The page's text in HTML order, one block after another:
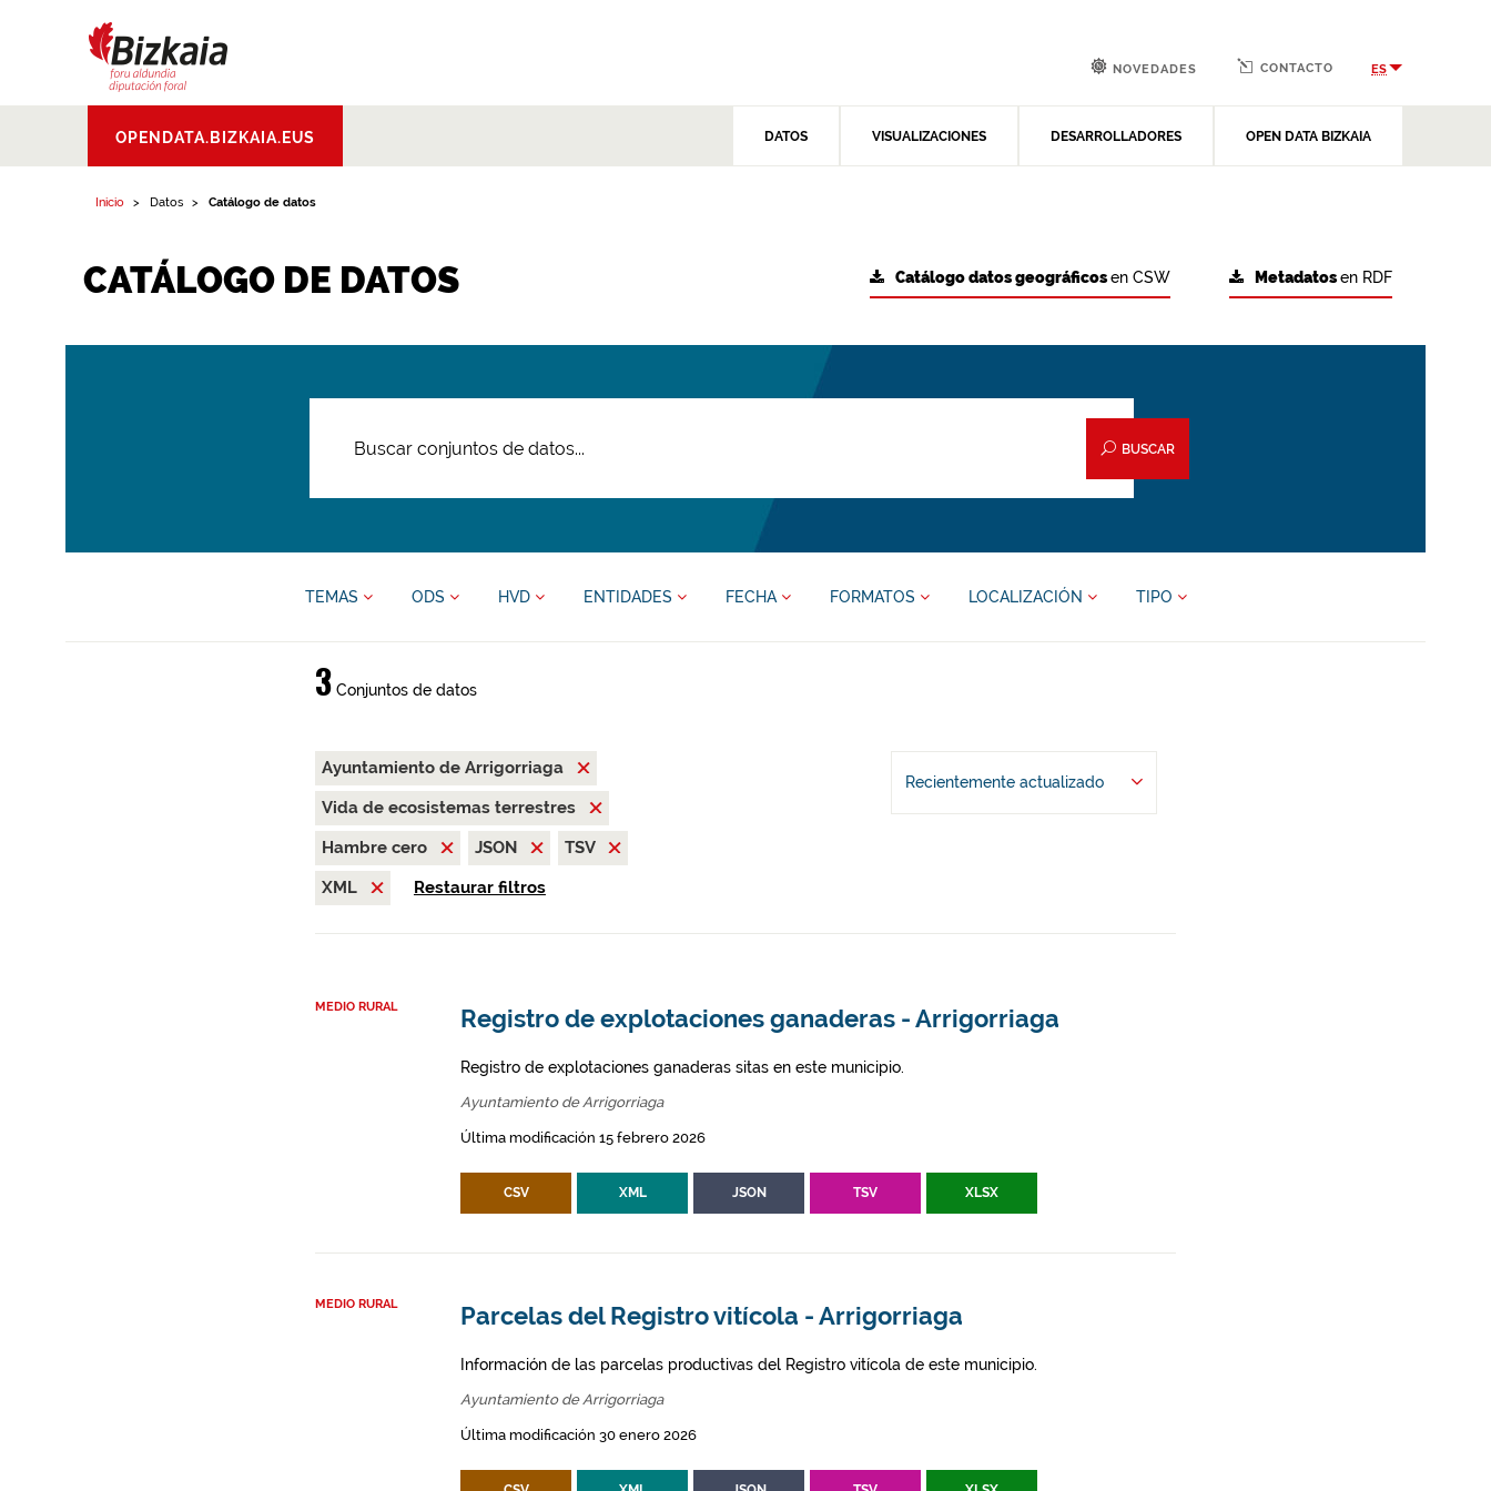
Aldundia.Diputacion
Foral de Bizkaia
OPENDATA.BIZKAIA.EUS DATOS VISUALIZACIONES DESARROLLADORES OPEN DATA BIZKAIA
NOVEDADES CONTACTO ES
Inicio Datos Catálogo de datos
CATÁLOGO DE DATOS Metadatosen RDF
Catálogo datos geográficosen CSW
BUSCAR
TEMAS ODS HVD ENTIDADES FECHA FORMATOS LOCALIZACIÓN TIPO
3Conjuntos de datos
Ayuntamiento de Arrigorriaga
Vida de ecosistemas terrestres
Hambre cero
JSON
TSV
XML
Restaurar filtros
Recientemente actualizado
MEDIO RURAL Registro de explotaciones ganaderas - Arrigorriaga
Registro de explotaciones ganaderas sitas en este municipio.
Ayuntamiento de Arrigorriaga
Última modificación 15 febrero 2026
CSV XML JSON TSV XLSX
MEDIO RURAL Parcelas del Registro vitícola - Arrigorriaga
Información de las parcelas productivas del Registro vitícola de este municipio.
Ayuntamiento de Arrigorriaga
Última modificación 30 enero 2026